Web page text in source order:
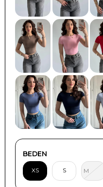
TÜKENDI
BEDEN
XS S M